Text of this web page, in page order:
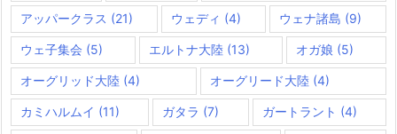
アッパークラス (21) ウェディ (4) ウェナ諸島 (9)
ウェ子集会 (5) エルトナ大陸 (13) オガ娘 (5)
オーグリッド大陸 (4) オーグリード大陸 (4)
カミハルムイ (11) ガタラ (7) ガートラント (4)